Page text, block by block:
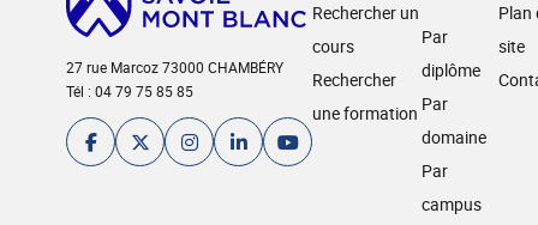
27 rue Marcoz 73000 CHAMBÉRY
Tél : 04 79 75 85 85
Rechercher un
cours
Rechercher
une formation
Par
diplôme
Par
domaine
Par
campus
Plan
site